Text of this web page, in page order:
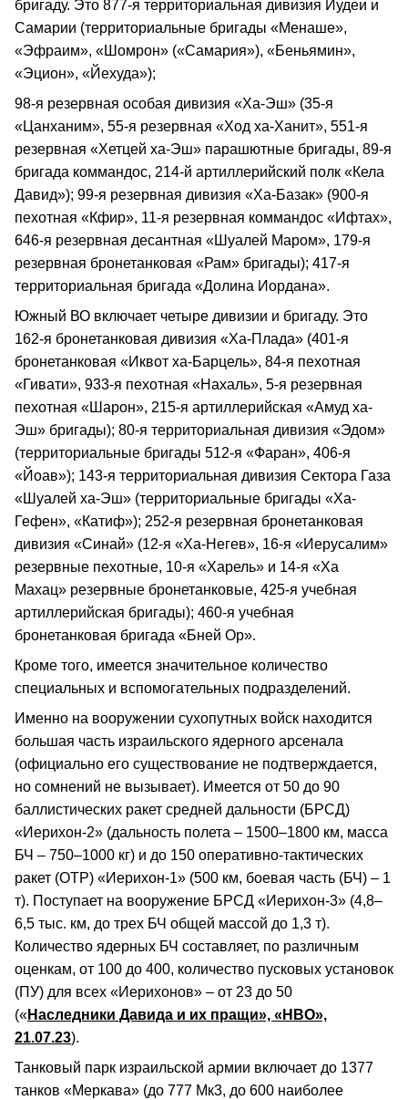
бригаду. Это 877-я территориальная дивизия Иудеи и
Самарии (территориальные бригады «Менаше»,
«Эфраим», «Шомрон» («Самария»), «Беньямин»,
«Эцион», «Йехуда»);
98-я резервная особая дивизия «Ха-Эш» (35-я
«Цанханим», 55-я резервная «Ход ха-Ханит», 551-я
резервная «Хетцей ха-Эш» парашютные бригады, 89-я
бригада коммандос, 214-й артиллерийский полк «Кела
Давид»); 99-я резервная дивизия «Ха-Базак» (900-я
пехотная «Кфир», 11-я резервная коммандос «Ифтах»,
646-я резервная десантная «Шуалей Маром», 179-я
резервная бронетанковая «Рам» бригады); 417-я
территориальная бригада «Долина Иордана».
Южный ВО включает четыре дивизии и бригаду. Это
162-я бронетанковая дивизия «Ха-Плада» (401-я
бронетанковая «Иквот ха-Барцель», 84-я пехотная
«Гивати», 933-я пехотная «Нахаль», 5-я резервная
пехотная «Шарон», 215-я артиллерийская «Амуд ха-
Эш» бригады); 80-я территориальная дивизия «Эдом»
(территориальные бригады 512-я «Фаран», 406-я
«Йоав»); 143-я территориальная дивизия Сектора Газа
«Шуалей ха-Эш» (территориальные бригады «Ха-
Гефен», «Катиф»); 252-я резервная бронетанковая
дивизия «Синай» (12-я «Ха-Негев», 16-я «Иерусалим»
резервные пехотные, 10-я «Харель» и 14-я «Ха
Махац» резервные бронетанковые, 425-я учебная
артиллерийская бригады); 460-я учебная
бронетанковая бригада «Бней Ор».
Кроме того, имеется значительное количество
специальных и вспомогательных подразделений.
Именно на вооружении сухопутных войск находится
большая часть израильского ядерного арсенала
(официально его существование не подтверждается,
но сомнений не вызывает). Имеется от 50 до 90
баллистических ракет средней дальности (БРСД)
«Иерихон-2» (дальность полета – 1500–1800 км, масса
БЧ – 750–1000 кг) и до 150 оперативно-тактических
ракет (ОТР) «Иерихон-1» (500 км, боевая часть (БЧ) – 1
т). Поступает на вооружение БРСД «Иерихон-3» (4,8–
6,5 тыс. км, до трех БЧ общей массой до 1,3 т).
Количество ядерных БЧ составляет, по различным
оценкам, от 100 до 400, количество пусковых установок
(ПУ) для всех «Иерихонов» – от 23 до 50
(«Наследники Давида и их пращи», «НВО»,
21.07.23).
Танковый парк израильской армии включает до 1377
танков «Меркава» (до 777 Мк3, до 600 наиболее